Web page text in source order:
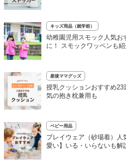
キッズ用品（就学前）
幼稚園児用スモック人気お
に！ スモックワッペンも
産後ママグッズ
授乳クッションおすすめ
気の抱き枕兼用も
ベビー用品
プレイウェア（砂場着）
愛い】いる・いらないも解